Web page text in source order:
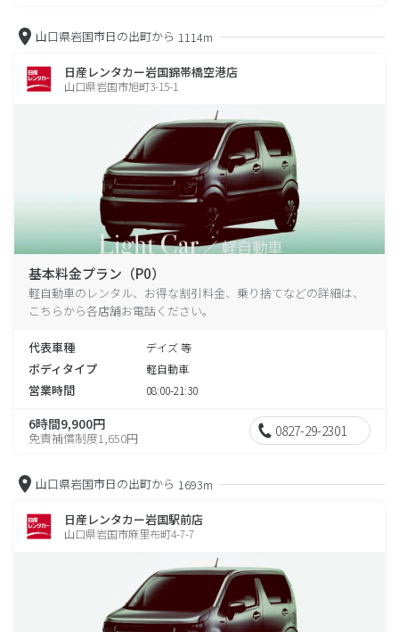
山口県岩国市日の出町から 1114m
日産レンタカー岩国錦帯橋空港店
山口県岩国市旭町3-15-1
基本料金プラン（P0）
軽自動車のレンタル、お得な割引料金、乗り捨てなどの詳細は、
こちらから各店舗お電話ください。
代表車種 デイズ 等
ボディタイプ 軽自動車
営業時間 08:00-21:30
6時間9,900円
免責補償制度1,650円 0827-29-2301
山口県岩国市日の出町から 1693m
日産レンタカー岩国駅前店
山口県岩国市麻里布町4-7-7